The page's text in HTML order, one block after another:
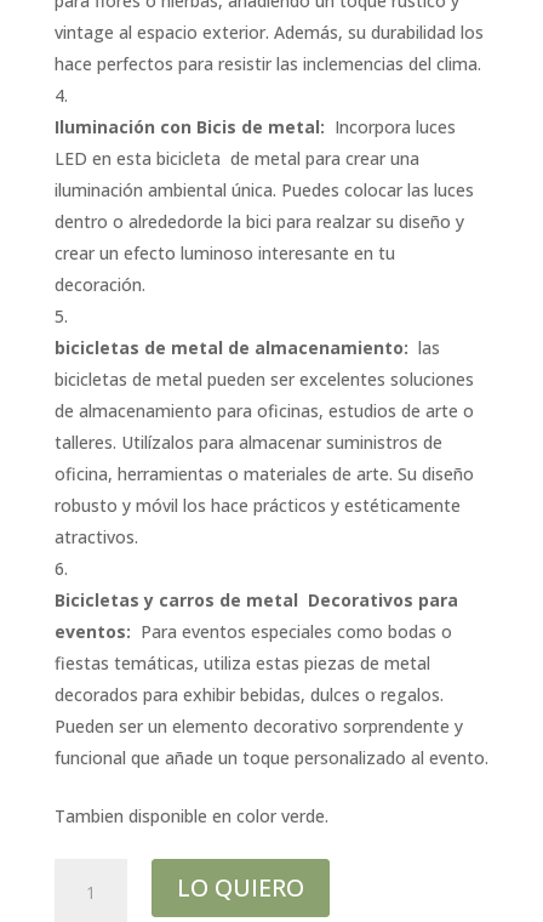
vintage al espacio exterior. Además, su durabilidad los
hace perfectos para resistir las inclemencias del clima.
Iluminación con Bicis de metal: Incorpora luces
LED en esta bicicleta de metal para crear una
iluminación ambiental única. Puedes colocar las luces
dentro o alrededorde la bici para realzar su diseño y
crear un efecto luminoso interesante en tu
decoración.
bicicletas de metal de almacenamiento: las
bicicletas de metal pueden ser excelentes soluciones
de almacenamiento para oficinas, estudios de arte o
talleres. Utilízalos para almacenar suministros de
oficina, herramientas o materiales de arte. Su diseño
robusto y móvil los hace prácticos y estéticamente
atractivos.
Bicicletas y carros de metal Decorativos para
eventos: Para eventos especiales como bodas o
fiestas temáticas, utiliza estas piezas de metal
decorados para exhibir bebidas, dulces o regalos.
Pueden ser un elemento decorativo sorprendente y
funcional que añade un toque personalizado al evento.
Tambien disponible en color verde.
expositor
LO QUIERO